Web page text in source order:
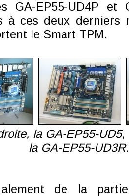
GA-EP55-UD4P et
à ces deux derniers
le Smart TPM.
la GA-EP55-
la GA-EP55-UD3R.
de la